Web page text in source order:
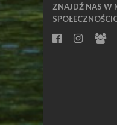
ZNAJDŹ NAS W